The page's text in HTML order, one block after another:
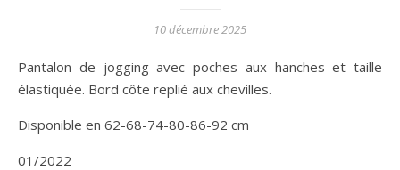
10 décembre 2025
Pantalon de jogging avec poches aux hanches et taille
élastiquée. Bord côte replié aux chevilles.
Disponible en 62-68-74-80-86-92 cm
01/2022